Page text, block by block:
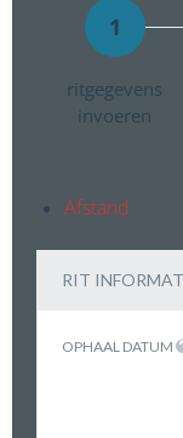
1
ritgegevens
invoeren
Afstand
RIT
OPHAAL DATUM